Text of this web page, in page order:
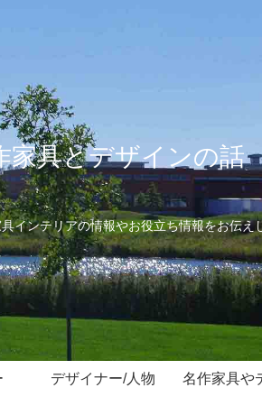
家具とデザインの話
インテリアの情報やお役立ち情報をお伝え
デザイナー/人物 名作家具や